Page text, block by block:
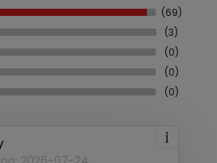
(69)
(3)
(0)
(0)
(0)